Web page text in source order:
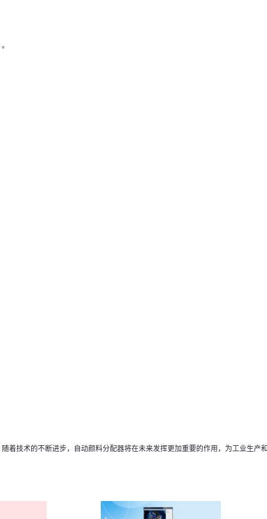
着技术的不断进步，自动颜料分配器将在未来发挥更加重要的作用，为工业生产